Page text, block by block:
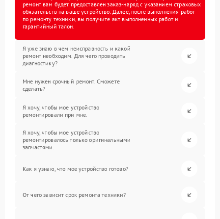
ремонт вам будет предоставлен заказ-наряд с указанием страховых
обязательств на ваше устройство. Далее, после выполнения работ
по ремонту техники, вы получите акт выполненных работ и
гарантийный талон.
Я уже знаю в чем неисправность и какой
ремонт необходим. Для чего проводить
диагностику?
Мне нужен срочный ремонт. Сможете
сделать?
Я хочу, чтобы мое устройство
ремонтировали при мне.
Я хочу, чтобы мое устройство
ремонтировалось только оригинальными
запчастями.
Как я узнаю, что мое устройство готово?
От чего зависит срок ремонта техники?